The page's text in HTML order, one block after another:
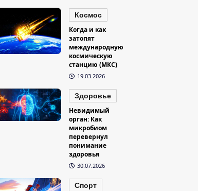
Космос
Когда и как
затопят
международную
космическую
станцию (МКС)
19.03.2026
Здоровье
Невидимый
орган: Как
микробиом
перевернул
понимание
здоровья
30.07.2026
Спорт